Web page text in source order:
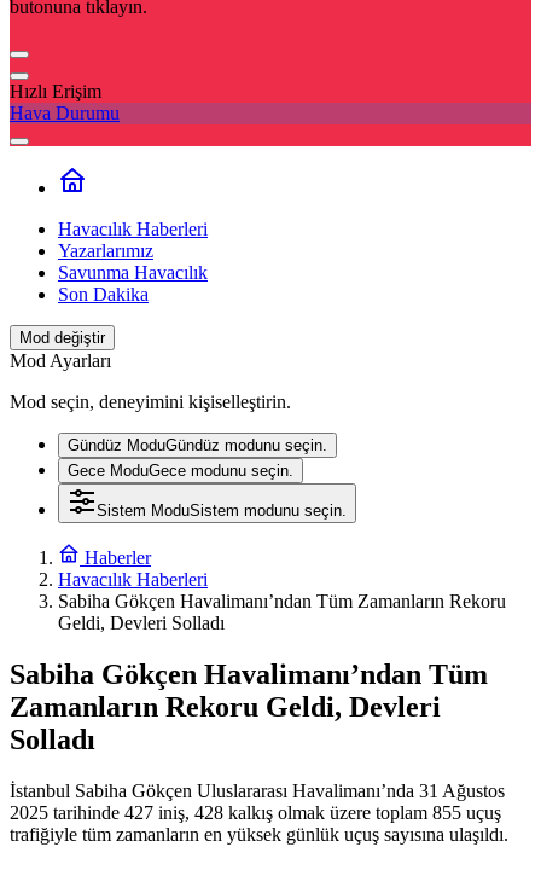
butonuna tıklayın.
Hızlı Erişim
Hava Durumu
Havacılık Haberleri
Yazarlarımız
Savunma Havacılık
Son Dakika
Mod değiştir
Mod Ayarları
Mod seçin, deneyimini kişiselleştirin.
Gündüz ModuGündüz modunu seçin.
Gece ModuGece modunu seçin.
Sistem ModuSistem modunu seçin.
Haberler
Havacılık Haberleri
Sabiha Gökçen Havalimanı’ndan Tüm Zamanların Rekoru
Geldi, Devleri Solladı
Sabiha Gökçen Havalimanı’ndan Tüm
Zamanların Rekoru Geldi, Devleri
Solladı
İstanbul Sabiha Gökçen Uluslararası Havalimanı’nda 31 Ağustos
2025 tarihinde 427 iniş, 428 kalkış olmak üzere toplam 855 uçuş
trafiğiyle tüm zamanların en yüksek günlük uçuş sayısına ulaşıldı.